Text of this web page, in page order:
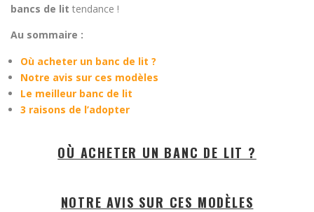
bancs de lit tendance !
Au sommaire :
Où acheter un banc de lit ?
Notre avis sur ces modèles
Le meilleur banc de lit
3 raisons de l’adopter
OÙ ACHETER UN BANC DE LIT ?
NOTRE AVIS SUR CES MODÈLES